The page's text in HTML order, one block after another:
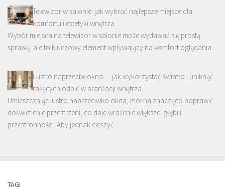
Telewizor w salonie: jak wybrać najlepsze miejsce dla
komfortu i estetyki wnętrza
Wybór miejsca na telewizor w salonie może wydawać się prostą
sprawą, ale to kluczowy element wpływający na komfort oglądania
…
Lustro naprzeciw okna — jak wykorzystać światło i uniknąć
rażących odbić w aranżacji wnętrza
Umieszczając lustro naprzeciwko okna, można znacząco poprawić
doświetlenie przestrzeni, co daje wrażenie większej głębi i
przestronności. Aby jednak cieszyć …
TAGI